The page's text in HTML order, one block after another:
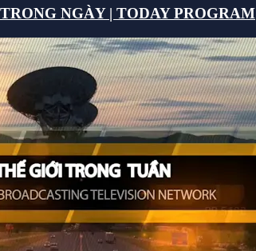
NGÀY | TODAY PROGRAM